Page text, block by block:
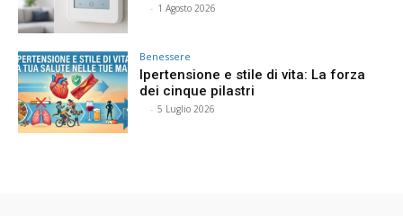
- 1 Agosto 2026
Benessere
Ipertensione e stile di vita: La forza
dei cinque pilastri
- 5 Luglio 2026